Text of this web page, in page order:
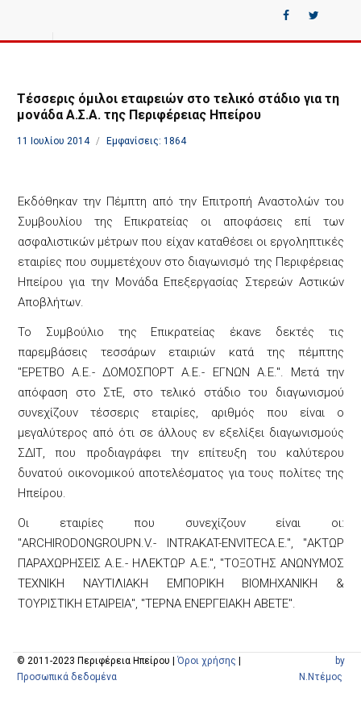
Τέσσερις όμιλοι εταιρειών στο τελικό στάδιο για τη
μονάδα Α.Σ.Α. της Περιφέρειας Ηπείρου
11 Ιουλίου 2014 Εμφανίσεις: 1864
Εκδόθηκαν την Πέμπτη από την Επιτροπή Αναστολών του
Συμβουλίου της Επικρατείας οι αποφάσεις επί των
ασφαλιστικών μέτρων που είχαν καταθέσει οι εργοληπτικές
εταιρίες που συμμετέχουν στο διαγωνισμό της Περιφέρειας
Ηπείρου για την Μονάδα Επεξεργασίας Στερεών Αστικών
Αποβλήτων.
Το Συμβούλιο της Επικρατείας έκανε δεκτές τις
παρεμβάσεις τεσσάρων εταιριών κατά της πέμπτης
"ΕΡΕΤΒΟ Α.Ε.- ΔΟΜΟΣΠΟΡΤ Α.Ε.- ΕΓΝΩΝ Α.Ε.". Μετά την
απόφαση στο ΣτΕ, στο τελικό στάδιο του διαγωνισμού
συνεχίζουν τέσσερις εταιρίες, αριθμός που είναι ο
μεγαλύτερος από ότι σε άλλους εν εξελίξει διαγωνισμούς
ΣΔΙΤ, που προδιαγράφει την επίτευξη του καλύτερου
δυνατού οικονομικού αποτελέσματος για τους πολίτες της
Ηπείρου.
Οι εταιρίες που συνεχίζουν είναι οι:
"ARCHIRODONGROUPN.V.- INTRAKAT-ENVITECA.E.", "ΑΚΤΩΡ
ΠΑΡΑΧΩΡΗΣΕΙΣ Α.Ε.- ΗΛΕΚΤΩΡ Α.Ε.", "ΤΟΞΟΤΗΣ ΑΝΩΝΥΜΟΣ
ΤΕΧΝΙΚΗ ΝΑΥΤΙΛΙΑΚΗ ΕΜΠΟΡΙΚΗ ΒΙΟΜΗΧΑΝΙΚΗ &
ΤΟΥΡΙΣΤΙΚΗ ΕΤΑΙΡΕΙΑ", "ΤΕΡΝΑ ΕΝΕΡΓΕΙΑΚΗ ΑΒΕΤΕ".
© 2011-2023 Περιφέρεια Ηπείρου | Όροι χρήσης
Προσωπικά δεδομένα
by
N.Ντέμος